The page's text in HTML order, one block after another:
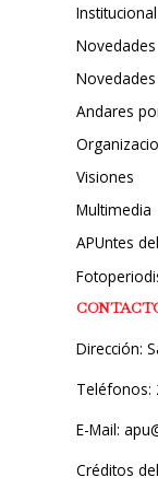
Institucional
Novedades
Andares
Visiones
Multimedia
APUntes
Dirección:
Teléfonos:
E-Mail:
Créditos